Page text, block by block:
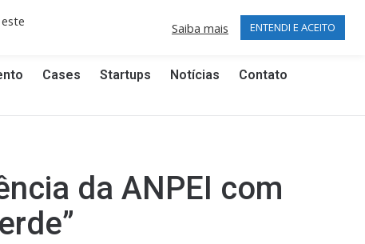
Facebook
opens opens
Publicações Técnicas (5.875 artigos)
Cases Startups Notícias Contato
da ANPEI com
Saiba mais ENTENDI E ACEITO